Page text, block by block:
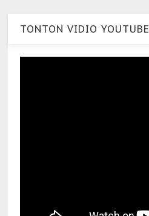
TONTON VIDIO YOUTUBE